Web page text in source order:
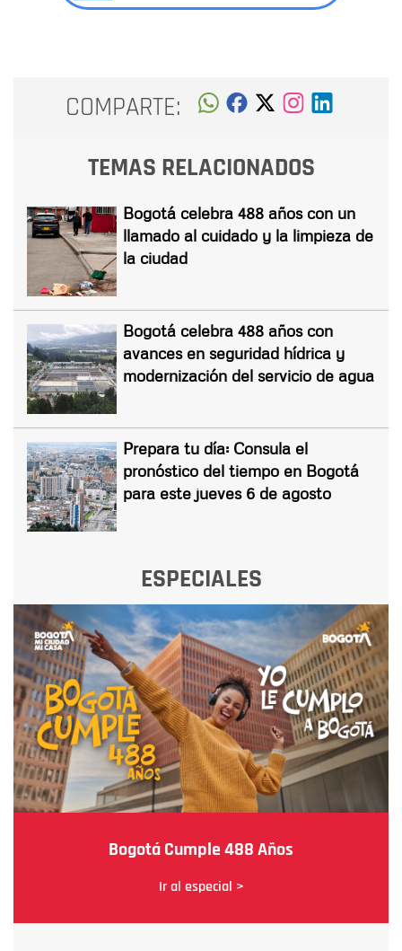
COMPARTE:
TEMAS RELACIONADOS
Bogotá celebra 488 años con un
llamado al cuidado y la limpieza de
la ciudad
Bogotá celebra 488 años con
avances en seguridad hídrica y
modernización del servicio de agua
Prepara tu día: Consula el
pronóstico del tiempo en Bogotá
para este jueves 6 de agosto
ESPECIALES
Bogotá Cumple 488 Años
Ir al especial >